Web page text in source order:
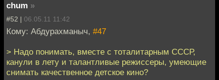
chum »
#52 | 06.05.11 11:42
Кому: Абдурахманыч, #47
> Надо понимать, вместе с тоталитарным СССР,
канули в лету и талантливые режиссеры, умеющие
снимать качественное детское кино?